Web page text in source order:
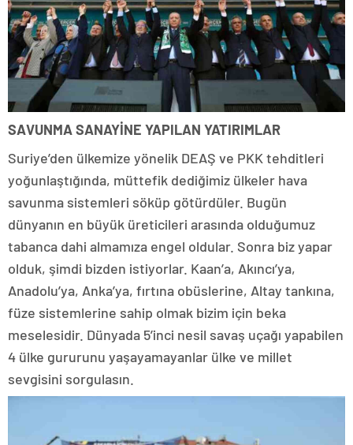
SAVUNMA SANAYİNE YAPILAN YATIRIMLAR
Suriye’den ülkemize yönelik DEAŞ ve PKK tehditleri
yoğunlaştığında, müttefik dediğimiz ülkeler hava
savunma sistemleri söküp götürdüler. Bugün
dünyanın en büyük üreticileri arasında olduğumuz
tabanca dahi almamıza engel oldular. Sonra biz yapar
olduk, şimdi bizden istiyorlar. Kaan’a, Akıncı’ya,
Anadolu’ya, Anka’ya, fırtına obüslerine, Altay tankına,
füze sistemlerine sahip olmak bizim için beka
meselesidir. Dünyada 5’inci nesil savaş uçağı yapabilen
4 ülke gururunu yaşayamayanlar ülke ve millet
sevgisini sorgulasın.